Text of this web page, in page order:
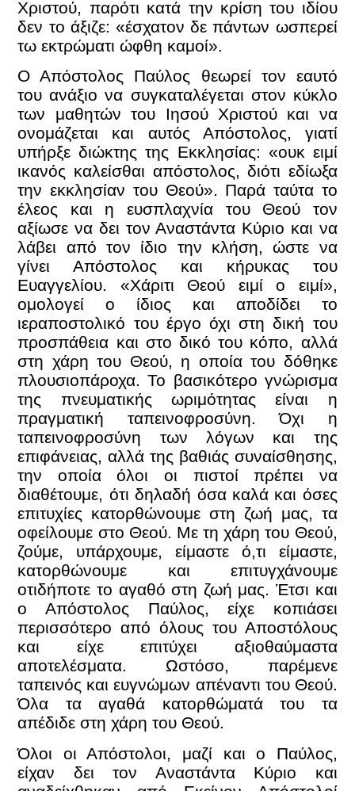
Χριστού, παρότι κατά την κρίση του ιδίου
δεν το άξιζε: «έσχατον δε πάντων ωσπερεί
τω εκτρώματι ώφθη καμοί».
Ο Απόστολος Παύλος θεωρεί τον εαυτό
του ανάξιο να συγκαταλέγεται στον κύκλο
των μαθητών του Ιησού Χριστού και να
ονομάζεται και αυτός Απόστολος, γιατί
υπήρξε διώκτης της Εκκλησίας: «ουκ ειμί
ικανός καλείσθαι απόστολος, διότι εδίωξα
την εκκλησίαν του Θεού». Παρά ταύτα το
έλεος και η ευσπλαχνία του Θεού τον
αξίωσε να δει τον Αναστάντα Κύριο και να
λάβει από τον ίδιο την κλήση, ώστε να
γίνει Απόστολος και κήρυκας του
Ευαγγελίου. «Χάριτι Θεού ειμί ο ειμί»,
ομολογεί ο ίδιος και αποδίδει το
ιεραποστολικό του έργο όχι στη δική του
προσπάθεια και στο δικό του κόπο, αλλά
στη χάρη του Θεού, η οποία του δόθηκε
πλουσιοπάροχα. Το βασικότερο γνώρισμα
της πνευματικής ωριμότητας είναι η
πραγματική ταπεινοφροσύνη. Όχι η
ταπεινοφροσύνη των λόγων και της
επιφάνειας, αλλά της βαθιάς συναίσθησης,
την οποία όλοι οι πιστοί πρέπει να
διαθέτουμε, ότι δηλαδή όσα καλά και όσες
επιτυχίες κατορθώνουμε στη ζωή μας, τα
οφείλουμε στο Θεού. Με τη χάρη του Θεού,
ζούμε, υπάρχουμε, είμαστε ό,τι είμαστε,
κατορθώνουμε και επιτυγχάνουμε
οτιδήποτε το αγαθό στη ζωή μας. Έτσι και
ο Απόστολος Παύλος, είχε κοπιάσει
περισσότερο από όλους του Αποστόλους
και είχε επιτύχει αξιοθαύμαστα
αποτελέσματα. Ωστόσο, παρέμενε
ταπεινός και ευγνώμων απέναντι του Θεού.
Όλα τα αγαθά κατορθώματά του τα
απέδιδε στη χάρη του Θεού.
Όλοι οι Απόστολοι, μαζί και ο Παύλος,
είχαν δει τον Αναστάντα Κύριο και